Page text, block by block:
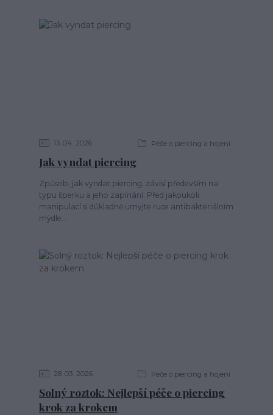
13 04 2026 Péče o piercing a hojení
Jak vyndat piercing
Způsob, jak vyndat piercing, závisí především na
typu šperku a jeho zapínání. Před jakoukoli
manipulací si důkladně umyjte ruce antibakteriálním
mýdle...
28 03 2026 Péče o piercing a hojení
Solný roztok: Nejlepší péče o piercing
krok za krokem